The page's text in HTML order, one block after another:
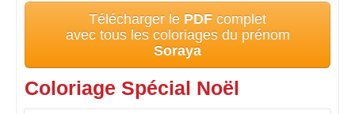
Télécharger le PDF complet
avec tous les coloriages du prénom
Soraya
Coloriage Spécial Noël